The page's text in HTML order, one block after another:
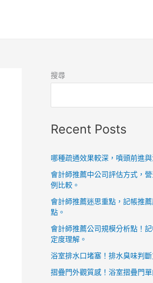
搜尋
Recent Posts
哪種疏通效果較深，噴頭前進與
會計師推薦中公司評估方式，
例比較。
會計師推薦迷思重點，記帳推
點。
會計師推薦公司規模分析點！
定度理解。
浴室排水口堵塞！排水臭味判斷
摺疊門外觀質感！浴室摺疊門單